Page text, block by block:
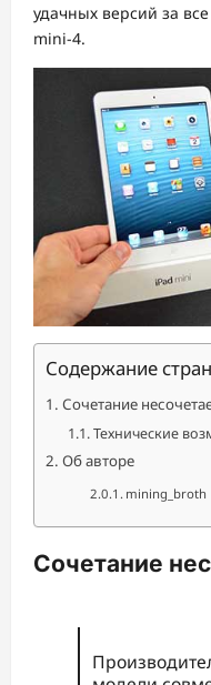
удачных версий за
mini-4.
Содержание
Сочетание
Технические
Об авторе
mining_broth
Сочетание